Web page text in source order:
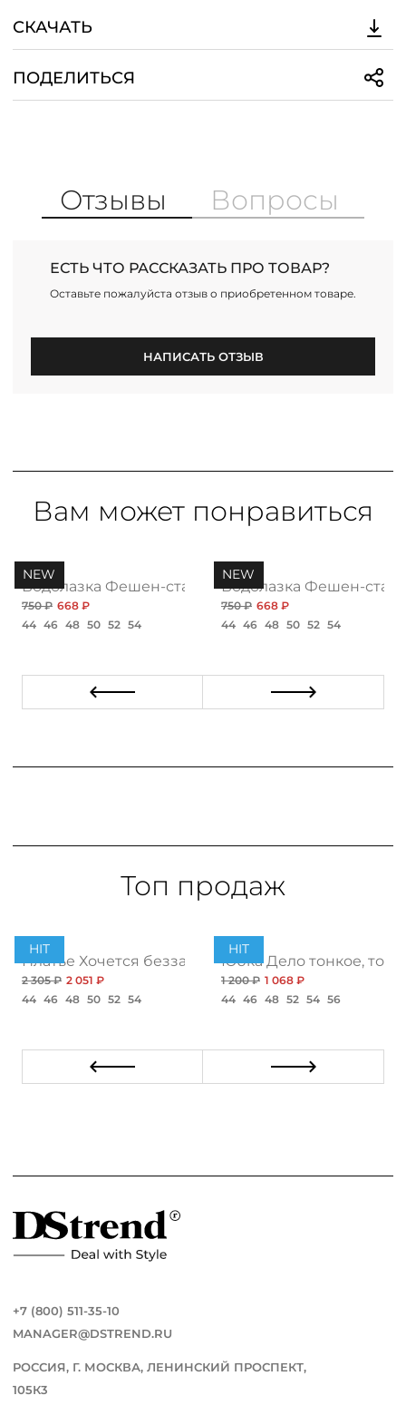
СКАЧАТЬ
ПОДЕЛИТЬСЯ
Отзывы Вопросы
ЕСТЬ ЧТО РАССКАЗАТЬ ПРО ТОВАР?
Оставьте пожалуйста отзыв о приобретенном товаре.
НАПИСАТЬ ОТЗЫВ
Вам может понравиться
блэк нью
NEW
Водолазка Фешен-стайл, мечта нью
750 ₽ 668 ₽
44 46 48 50 52 54
NEW
Водолазка Фешен-
750 ₽ 668 ₽
44 46 48 50 52 54
Топ продаж
HIT
Платье Хочется беззаботности, топ
2 305 ₽ 2 051 ₽
44 46 48 50 52 54
HIT
Юбка Дело тонкое, топ
1 200 ₽ 1 068 ₽
44 46 48 52 54 56
+7 (800) 511-35-10
MANAGER@DSTREND.RU
РОССИЯ, Г. МОСКВА, ЛЕНИНСКИЙ ПРОСПЕКТ,
105К3